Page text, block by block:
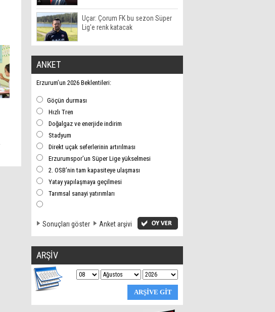
Uçar: Çorum FK bu sezon Süper
Lig'e renk katacak
ANKET
Erzurum’un 2026 Beklentileri:
Göçün durması
Hızlı Tren
Doğalgaz ve enerjide indirim
Stadyum
Direkt uçak seferlerinin artırılması
Erzurumspor’un Süper Lige yükselmesi
2. OSB’nin tam kapasiteye ulaşması
Yatay yapılaşmaya geçilmesi
Tarımsal sanayi yatırımları
Sonuçları göster Anket arşivi
ARŞİV